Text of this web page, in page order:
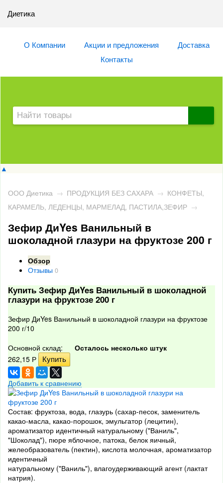
Диетика
О Компании Акции и предложения
Доставка
Контакты
▲
ООО Диетика → ПРОДУКЦИЯ БЕЗ САХАРА → КОНФЕТЫ,
КАРАМЕЛЬ, ЛЕДЕНЦЫ, МАРМЕЛАД, ПАСТИЛА,ЗЕФИР →
Зефир ДиYes Ванильный в
шоколадной глазури на фруктозе 200 г
Обзор
Отзывы 0
Купить Зефир ДиYes Ванильный в шоколадной
глазури на фруктозе 200 г
Зефир ДиYes Ванильный в шоколадной глазури на фруктозе
200 г/10
Основной склад:
Осталось несколько штук
262,15 Р
Добавить к сравнению
Состав: фруктоза, вода, глазурь (сахар-песок, заменитель
какао-масла, какао-порошок, эмульгатор (лецитин),
ароматизатор идентичный натуральному ("Ваниль",
"Шоколад"), пюре яблочное, патока, белок яичный,
желеобразователь (пектин), кислота молочная, ароматизатор
идентичный
натуральному ("Ваниль"), влагоудерживающий агент (лактат
натрия).